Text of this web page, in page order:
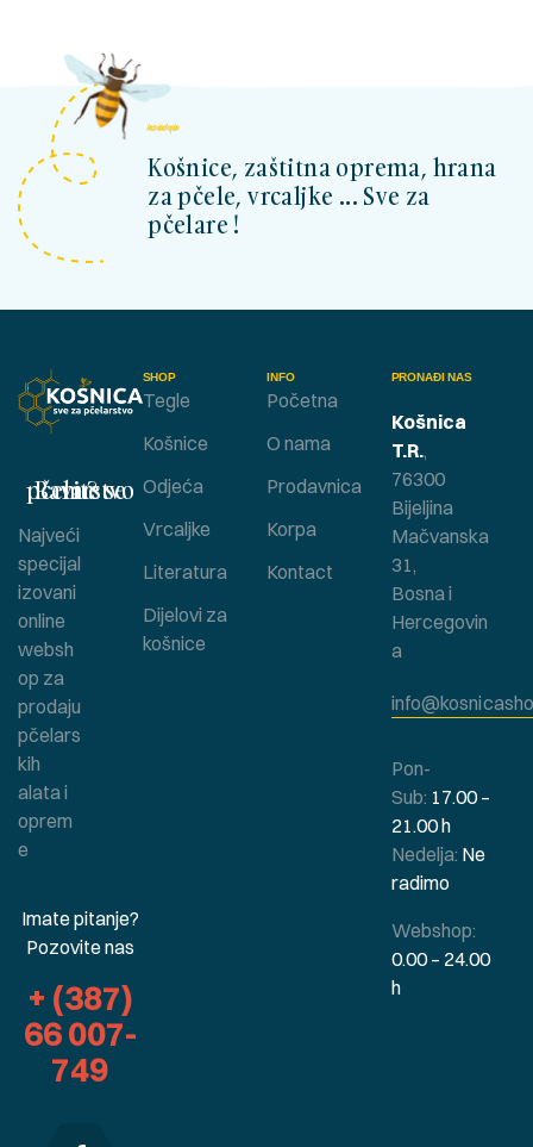
kosnicashop.ba
Košnice, zaštitna oprema, hrana
za pčele, vrcaljke ... Sve za
pčelare !
SHOP
Tegle
Košnice
Odjeća
Vrcaljke
Literatura
Dijelovi za
košnice
INFO
Početna
O nama
Prodavnica
Korpa
Kontact
Bavite se pčelarstvom ?
Najveći
specijal
izovani
online
websh
op za
prodaju
pčelars
kih
alata i
oprem
e
Imate pitanje?
Pozovite nas
+ (387)
66 007-
749
PRONAĐI NAS
Košnica
T.R.,
76300
Bijeljina
Mačvanska
31,
Bosna i
Hercegovin
a
Pon-
Sub: 17.00 –
21.00 h
Nedelja: Ne
radimo
Webshop:
0.00 – 24.00
h